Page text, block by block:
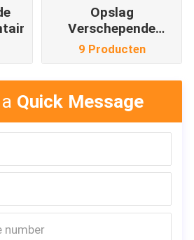
Opslag
Verschepende
Container
9 Producten
Quick Message